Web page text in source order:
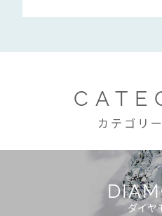
カテゴリ
ダイヤ